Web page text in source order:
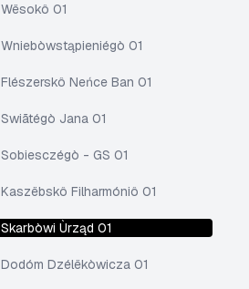
Wësokô 01
Wniebòwstąpieniégò 01
Flészerskô Neńce Ban 01
Swiãtégò Jana 01
Sobiesczégò - GS 01
Kaszëbskô Filharmóniô 01
Skarbòwi Ùrząd 01
Dodóm Dzélëkòwicza 01